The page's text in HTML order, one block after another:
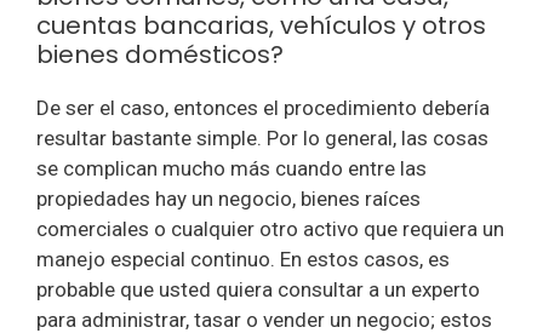
cuentas bancarias, vehículos y otros
bienes domésticos?
De ser el caso, entonces el procedimiento debería
resultar bastante simple. Por lo general, las cosas
se complican mucho más cuando entre las
propiedades hay un negocio, bienes raíces
comerciales o cualquier otro activo que requiera un
manejo especial continuo. En estos casos, es
probable que usted quiera consultar a un experto
para administrar, tasar o vender un negocio; estos